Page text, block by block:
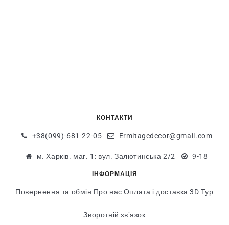
КОНТАКТИ
+38(099)-681-22-05 Ermitagedecor@gmail.com
м. Харків. маг. 1: вул. Залютинська 2/2 9-18
ІНФОРМАЦІЯ
Повернення та обмін Про нас Оплата і доставка 3D Тур
Зворотній зв’язок